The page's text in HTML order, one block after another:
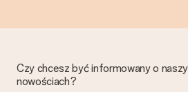
Czy chcesz być informowany o
nowościach?